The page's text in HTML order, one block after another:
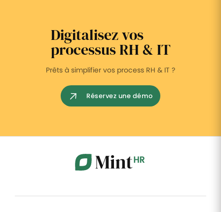
Digitalisez vos
processus RH & IT
Prêts à simplifier vos process RH & IT ?
Réservez une démo